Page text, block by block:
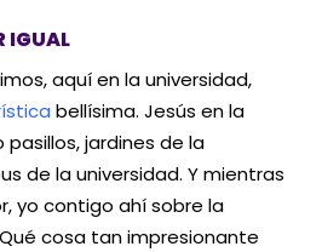
IGUAL
aquí en la universidad,
bellísima. Jesús en la
jardines de la
de la universidad. Y mientras
yo contigo ahí sobre la
cosa tan impresionante